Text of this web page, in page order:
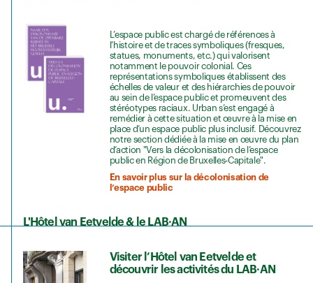
L’espace public est chargé de références à
l’histoire et de traces symboliques (fresques,
statues, monuments, etc.) qui valorisent
notamment le pouvoir colonial. Ces
représentations symboliques établissent des
échelles de valeur et des hiérarchies de pouvoir
au sein de l’espace public et promeuvent des
stéréotypes raciaux. Urban s’est engagé à
remédier à cette situation et œuvre à la mise en
place d’un espace public plus inclusif. Découvrez
notre section dédiée à la mise en œuvre du plan
d’action "Vers la décolonisation de l’espace
public en Région de Bruxelles-Capitale".
En savoir plus sur la décolonisation de
l’espace public
L'Hôtel van Eetvelde & le LAB·AN
Visiter l’Hôtel van Eetvelde et
découvrir les activités du LAB·AN